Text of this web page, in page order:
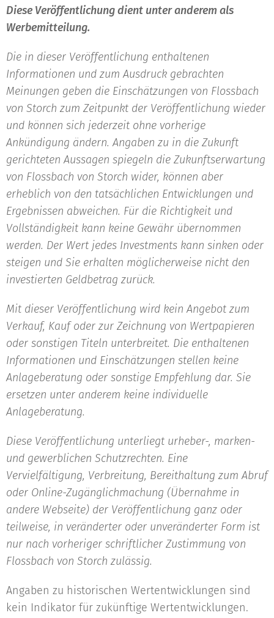
Diese Veröffentlichung dient unter anderem als
Werbemitteilung.
Die in dieser Veröffentlichung enthaltenen
Informationen und zum Ausdruck gebrachten
Meinungen geben die Einschätzungen von Flossbach
von Storch zum Zeitpunkt der Veröffentlichung wieder
und können sich jederzeit ohne vorherige
Ankündigung ändern. Angaben zu in die Zukunft
gerichteten Aussagen spiegeln die Zukunftserwartung
von Flossbach von Storch wider, können aber
erheblich von den tatsächlichen Entwicklungen und
Ergebnissen abweichen. Für die Richtigkeit und
Vollständigkeit kann keine Gewähr übernommen
werden. Der Wert jedes Investments kann sinken oder
steigen und Sie erhalten möglicherweise nicht den
investierten Geldbetrag zurück.
Mit dieser Veröffentlichung wird kein Angebot zum
Verkauf, Kauf oder zur Zeichnung von Wertpapieren
oder sonstigen Titeln unterbreitet. Die enthaltenen
Informationen und Einschätzungen stellen keine
Anlageberatung oder sonstige Empfehlung dar. Sie
ersetzen unter anderem keine individuelle
Anlageberatung.
Diese Veröffentlichung unterliegt urheber-, marken-
und gewerblichen Schutzrechten. Eine
Vervielfältigung, Verbreitung, Bereithaltung zum Abruf
oder Online-Zugänglichmachung (Übernahme in
andere Webseite) der Veröffentlichung ganz oder
teilweise, in veränderter oder unveränderter Form ist
nur nach vorheriger schriftlicher Zustimmung von
Flossbach von Storch zulässig.
Angaben zu historischen Wertentwicklungen sind
kein Indikator für zukünftige Wertentwicklungen.